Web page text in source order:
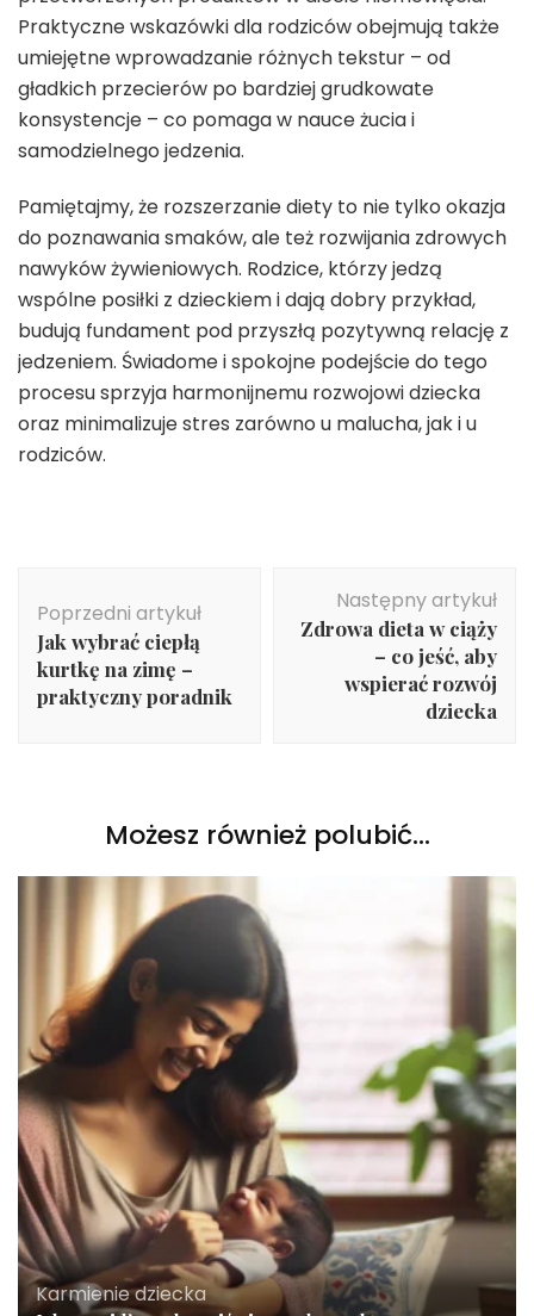
Praktyczne wskazówki dla rodziców obejmują także
umiejętne wprowadzanie różnych tekstur – od
gładkich przecierów po bardziej grudkowate
konsystencje – co pomaga w nauce żucia i
samodzielnego jedzenia.
Pamiętajmy, że rozszerzanie diety to nie tylko okazja
do poznawania smaków, ale też rozwijania zdrowych
nawyków żywieniowych. Rodzice, którzy jedzą
wspólne posiłki z dzieckiem i dają dobry przykład,
budują fundament pod przyszłą pozytywną relację z
jedzeniem. Świadome i spokojne podejście do tego
procesu sprzyja harmonijnemu rozwojowi dziecka
oraz minimalizuje stres zarówno u malucha, jak i u
rodziców.
wpisu
Poprzedni artykuł
Jak wybrać ciepłą
kurtkę na zimę –
praktyczny poradnik
Następny artykuł
Zdrowa dieta w ciąży
– co jeść, aby
wspierać rozwój
dziecka
Możesz również polubić…
Karmienie dziecka